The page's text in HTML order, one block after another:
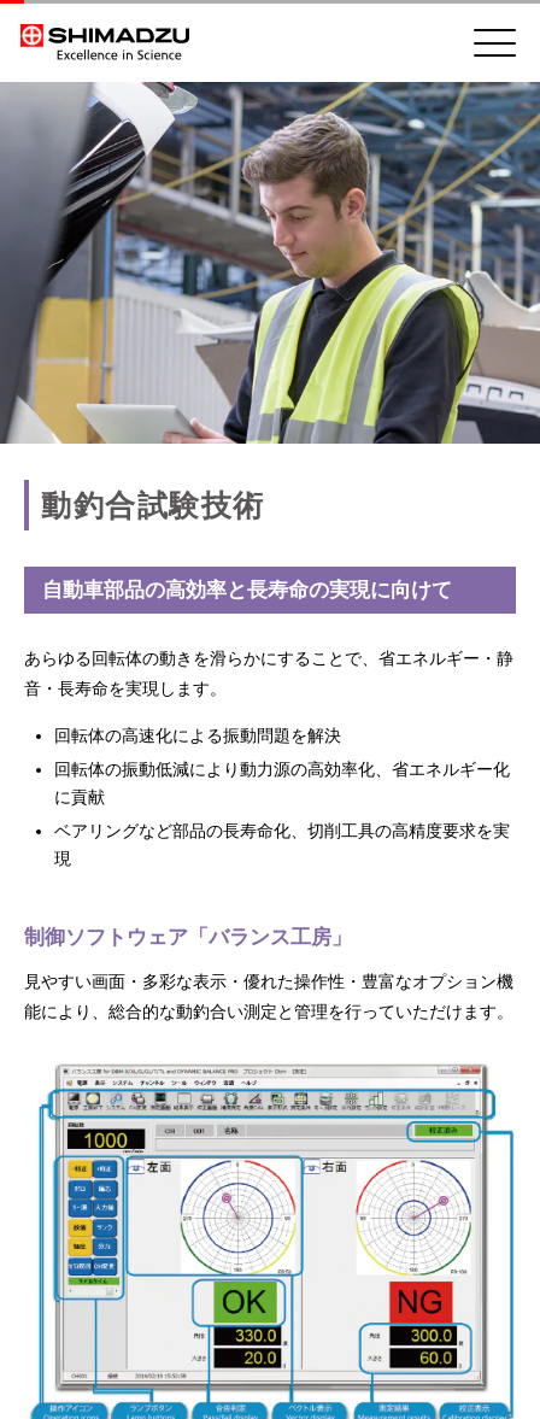
動釣合試験技術
自動車部品の高効率と長寿命の実現に向けて
あらゆる回転体の動きを滑らかにすることで、省エネルギー・静
音・長寿命を実現します。
回転体の高速化による振動問題を解決
回転体の振動低減により動力源の高効率化、省エネルギー化
に貢献
ベアリングなど部品の長寿命化、切削工具の高精度要求を実
現
制御ソフトウェア「バランス工房」
見やすい画面・多彩な表示・優れた操作性・豊富なオプション機
能により、総合的な動釣合い測定と管理を行っていただけます。